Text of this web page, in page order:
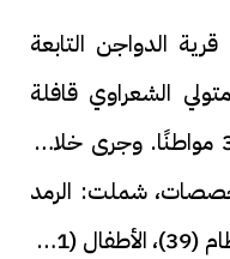
الدواجن التابعة
الشعراوي قافلة
طبية متكاملة، استفاد منها 382 مواطنًا. وجرى خلالها
شملت: الرمد
(106 حالات)، الباطنة (49)، العظام (39)، الأطفال (41)،